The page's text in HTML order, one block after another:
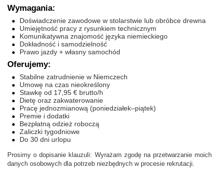
Wymagania:
Doświadczenie zawodowe w stolarstwie lub obróbce drewna
Umiejętność pracy z rysunkiem technicznym
Komunikatywna znajomość języka niemieckiego
Dokładność i samodzielność
Prawo jazdy + własny samochód
Oferujemy:
Stabilne zatrudnienie w Niemczech
Umowę na czas nieokreślony
Stawkę od 17,95 € brutto/h
Dietę oraz zakwaterowanie
Pracę jednozmianową (poniedziałek–piątek)
Premie i dodatki
Bezpłatną odzież roboczą
Zaliczki tygodniowe
Do 30 dni urlopu
Prosimy o dopisanie klauzuli: Wyrażam zgodę na przetwarzanie moich
danych osobowych dla potrzeb niezbędnych w procesie rekrutacji.